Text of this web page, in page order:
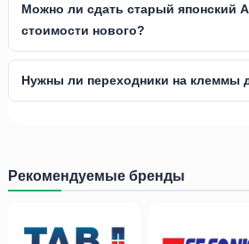
Можно ли сдать старый японский
стоимости нового?
Нужны ли переходники на клеммы
Рекомендуемые бренды